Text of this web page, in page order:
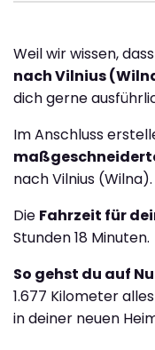
Weil wir wissen, dass
nach Vilnius
dich gerne
Im Anschluss
nach Vilnius (Wilna).
Die Fahrzeit für
Stunden 18 Minuten.
So gehst du auf
1.677 Kilometer
in deiner neuen